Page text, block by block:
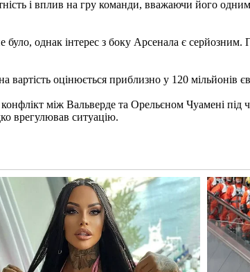
і вплив на гру команди, вважаючи його
однак інтерес з боку Арсенала є
вартість оцінюється приблизно у 120 мільйонів
між Вальверде та Орельєном Чуамені
врегулював ситуацію.